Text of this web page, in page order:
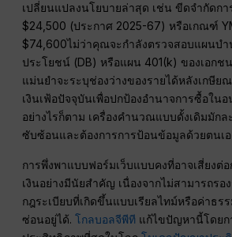
เปลี่ยนแปลงนโยบายล่าสุด เช่น ขีดจำกัดกา
$24,500 (ประกาศ 2025-67) หรือเกณฑ์
$74,600ไม่ว่าคุณจะกำลังตรวจสอบแผนบ
ประโยชน์ (DB) หรือแผน 401(k) ของเอก
แม่นยำจะระบุช่องว่างของรายได้หลังเกษีย
เงินเฟ้อปัจจุบันเพื่อปกป้องอำนาจการซื้อใน
อย่างไรก็ตาม เครื่องคำนวณแบบดั้งเดิมมักล
ซับซ้อนและต้องการการป้อนข้อมูลด้วยตนเอ
การพึ่งพาแบบฟอร์มเว็บแบบคงที่อาจเสี่ยงต่
เงินอย่างมีนัยสำคัญ เนื่องจากไม่สามารถรอ
กฎระเบียบที่เกิดขึ้นแบบเรียลไทม์หรือค่าธร
ซ่อนอยู่ได้.โกลบอลจีพีที แก้ไขปัญหานี้โดยก